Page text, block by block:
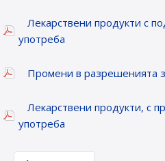
Лекарствени продукти с
употреба
Промени в разрешенията
Лекарствени продукти, с
употреба